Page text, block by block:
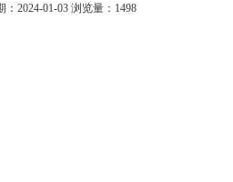
：2024-01-03 浏览量：1498